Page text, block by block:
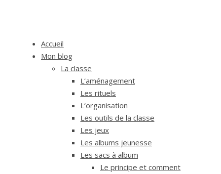
Accueil
Mon blog
La classe
L’aménagement
Les rituels
L’organisation
Les outils de la classe
Les jeux
Les albums jeunesse
Les sacs à album
Le principe et comment